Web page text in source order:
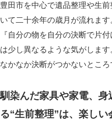
豊田市を中心で遺品整理や生
いて二十余年の歳月が流れます
『自分の物を自分の決断で片
は少し異なるような気がします
なかなか決断がつかないところ
馴染んだ家具や家電、
る“生前整理”は、楽しい